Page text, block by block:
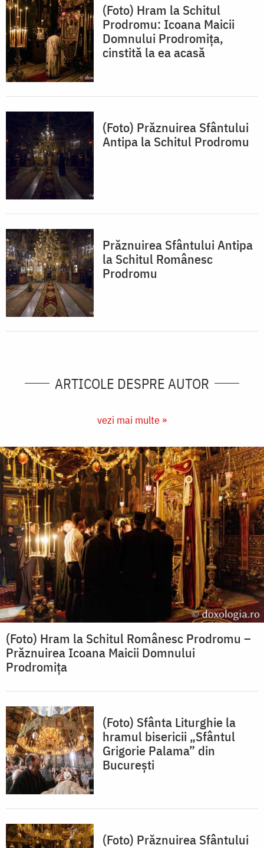
(Foto) Hram la Schitul
Prodromu: Icoana Maicii
Domnului Prodromița,
cinstită la ea acasă
(Foto) Prăznuirea Sfântului
Antipa la Schitul Prodromu
Prăznuirea Sfântului Antipa
la Schitul Românesc
Prodromu
ARTICOLE DESPRE AUTOR
vezi mai multe »
(Foto) Hram la Schitul Românesc Prodromu –
Prăznuirea Icoana Maicii Domnului
Prodromița
(Foto) Sfânta Liturghie la
hramul bisericii „Sfântul
Grigorie Palama” din
București
(Foto) Prăznuirea Sfântului